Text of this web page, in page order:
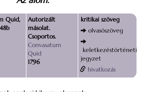
Quid,
Autorizált
másolat.
Csoportos.
Convasatum
Quid
1796
kritikai szöveg
olvasószöveg
keletkezéstörténeti
jegyzet
hivatkozás